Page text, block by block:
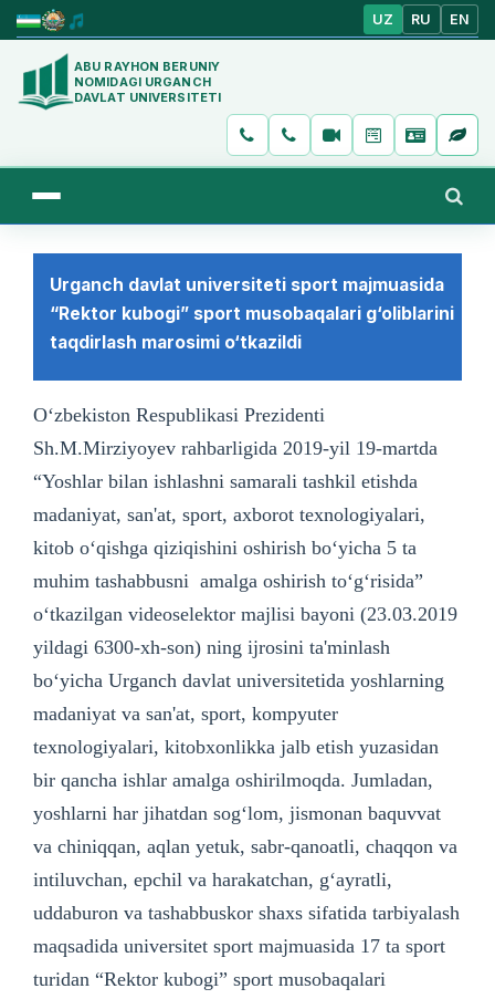
UZ RU EN
ABU RAYHON BERUNIY
NOMIDAGI URGANCH
DAVLAT UNIVERSITETI
Urganch davlat universiteti sport majmuasida
“Rektor kubogi” sport musobaqalari g‘oliblarini
taqdirlash marosimi o‘tkazildi
O‘zbekiston Respublikasi Prezidenti
Sh.M.Mirziyoyev rahbarligida 2019-yil 19-martda
“Yoshlar bilan ishlashni samarali tashkil etishda
madaniyat, san'at, sport, axborot texnologiyalari,
kitob o‘qishga qiziqishini oshirish bo‘yicha 5 ta
muhim tashabbusni amalga oshirish to‘g‘risida”
o‘tkazilgan videoselektor majlisi bayoni (23.03.2019
yildagi 6300-xh-son) ning ijrosini ta'minlash
bo‘yicha Urganch davlat universitetida yoshlarning
madaniyat va san'at, sport, kompyuter
texnologiyalari, kitobxonlikka jalb etish yuzasidan
bir qancha ishlar amalga oshirilmoqda. Jumladan,
yoshlarni har jihatdan sog‘lom, jismonan baquvvat
va chiniqqan, aqlan yetuk, sabr-qanoatli, chaqqon va
intiluvchan, epchil va harakatchan, g‘ayratli,
uddaburon va tashabbuskor shaxs sifatida tarbiyalash
maqsadida universitet sport majmuasida 17 ta sport
turidan “Rektor kubogi” sport musobaqalari